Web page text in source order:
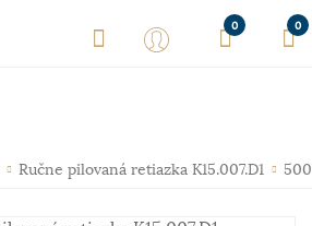
0 0
Ručne pilovaná retiazka K15.007.D1 500